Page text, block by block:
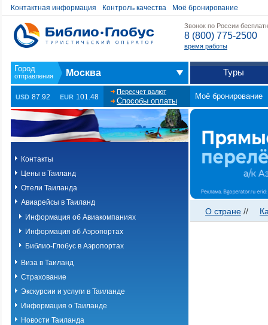
Контактная информация Контроль качества Моё бронирование
Звонок по России
8 (800) 775-2500
время работы
Москва Туры
USD 87.92 EUR 101.48
Пересчет валют
Способы оплаты
Моё бронирование
Контакты
Цены в Таиланд
Отели Таиланда
Авиарейсы в Таиланд
Информация об Авиакомпаниях
Информация об Аэропортах
Библио-Глобус в Аэропортах
Виза в Таиланд
Страхование
Экскурсии и услуги в Таиланде
Информация о Таиланде
Новости Таиланда
О стране //